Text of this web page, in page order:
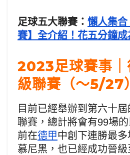
足球五大聯賽： 懶人集
賽】全介紹！花五分鐘成
2023足球賽事｜
級聯賽（～5/27）
目前已經舉辦到第六十
聯賽，總計將會有99場
前在德甲中創下連勝最
慕尼黑，也已經成功晉